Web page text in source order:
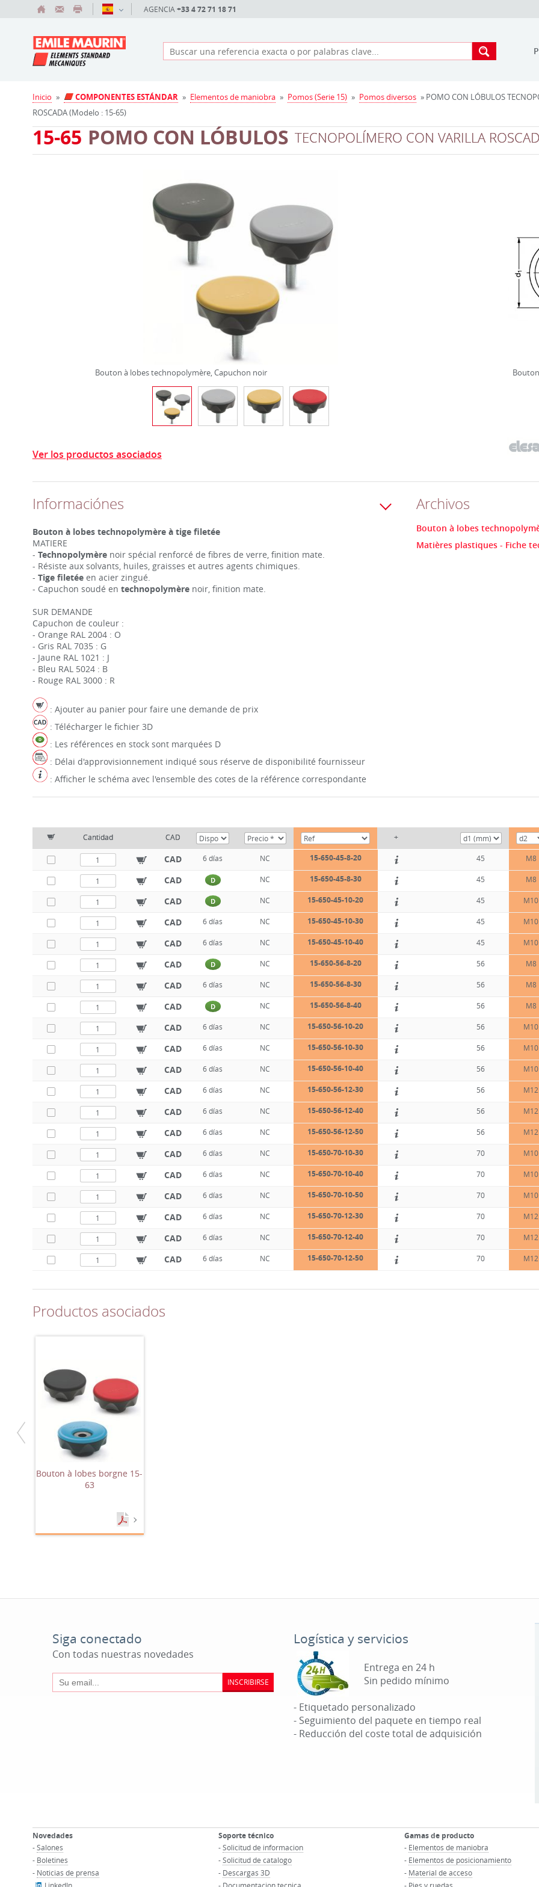
AGENCIA +33 4 72 71 18 71
Inicio » COMPONENTES ESTÁNDAR » Elementos de maniobra » Pomos (Serie 15) » Pomos diversos » POMO CON LÓBULOS
ROSCADA (Modelo : 15-65)
15-65 POMO CON LÓBULOS TECNOPOLÍMERO CON VARILLA
Bouton à lobes technopolymère, Capuchon noir
Ver los productos asociados
Informaciónes
Bouton à lobes technopolymère à tige filetée
MATIERE
- Technopolymèrenoir spécial renforcé de fibres de verre, finition mate.
- Résiste aux solvants, huiles, graisses et autres agents chimiques.
- Tige filetéeen acier zingué.
- Capuchon soudé en technopolymèrenoir, finition mate.
SUR DEMANDE
Capuchon de couleur :
- Orange RAL 2004 : O
- Gris RAL 7035 : G
- Jaune RAL 1021 : J
- Bleu RAL 5024 : B
- Rouge RAL 3000 : R
: Ajouter au panier pour faire une demande de prix
: Télécharger le fichier 3D
: Les références en stock sont marquées D
: Délai d'approvisionnement indiqué sous réserve de disponibilité fournisseur
: Afficher le schéma avec l'ensemble des cotes de la référence correspondante
Archivos
Bouton à lobes
Matières plastiques - Fiche
Cantidad CAD +
CAD 6 días NC 15-650-45-8-20 45 M8
CAD D NC 15-650-45-8-30 45 M8
CAD D NC 15-650-45-10-20 45 M10
CAD 6 días NC 15-650-45-10-30 45 M10
CAD 6 días NC 15-650-45-10-40 45 M10
CAD D NC 15-650-56-8-20 56 M8
CAD 6 días NC 15-650-56-8-30 56 M8
CAD D NC 15-650-56-8-40 56 M8
CAD 6 días NC 15-650-56-10-20 56 M10
CAD 6 días NC 15-650-56-10-30 56 M10
CAD 6 días NC 15-650-56-10-40 56 M10
CAD 6 días NC 15-650-56-12-30 56 M12
CAD 6 días NC 15-650-56-12-40 56 M12
CAD 6 días NC 15-650-56-12-50 56 M12
CAD 6 días NC 15-650-70-10-30 70 M10
CAD 6 días NC 15-650-70-10-40 70 M10
CAD 6 días NC 15-650-70-10-50 70 M10
CAD 6 días NC 15-650-70-12-30 70 M12
CAD 6 días NC 15-650-70-12-40 70 M12
CAD 6 días NC 15-650-70-12-50 70 M12
Productos asociados
Bouton à lobes borgne 15-
63
Siga conectado
Con todas nuestras novedades
INSCRIBIRSE
Logística y servicios
Entrega en 24 h
Sin pedido mínimo
- Etiquetado personalizado
- Seguimiento del paquete en tiempo real
- Reducción del coste total de adquisición
Novedades
-Salones
- Boletines
- Noticias de prensa
Soporte técnico
-Solicitud de informacion
-Solicitud de catalogo
- Descargas 3D
Gamas de producto
- Elementos de maniobra
- Elementos de posicionamiento
- Material de acceso